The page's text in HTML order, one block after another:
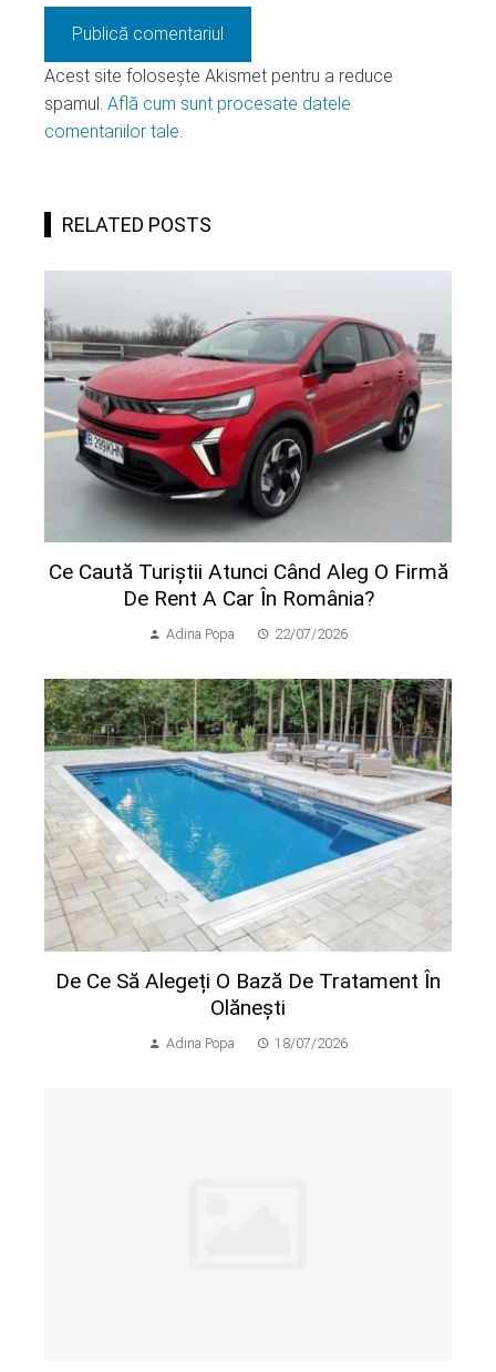
Acest site folosește Akismet pentru a reduce
spamul. Află cum sunt procesate datele
comentariilor tale.
RELATED POSTS
Ce Caută Turiștii Atunci Când Aleg O Firmă
De Rent A Car În România?
Adina Popa 22/07/2026
De Ce Să Alegeți O Bază De Tratament În
Olănești
Adina Popa 18/07/2026